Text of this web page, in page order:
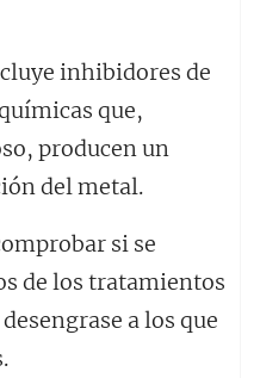
inhibidores de
que,
producen un
del metal.
si se
de los tratamientos
a los que